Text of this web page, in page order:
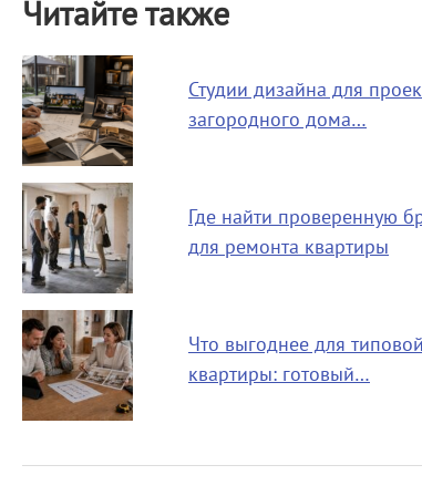
Читайте также
Студии дизайна для
загородного дома…
Где найти проверенную
для ремонта квартиры
Что выгоднее для типовой
квартиры: готовый…